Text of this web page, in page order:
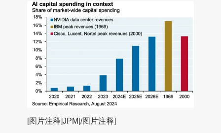
[图片注释]JPM[/图片注释]